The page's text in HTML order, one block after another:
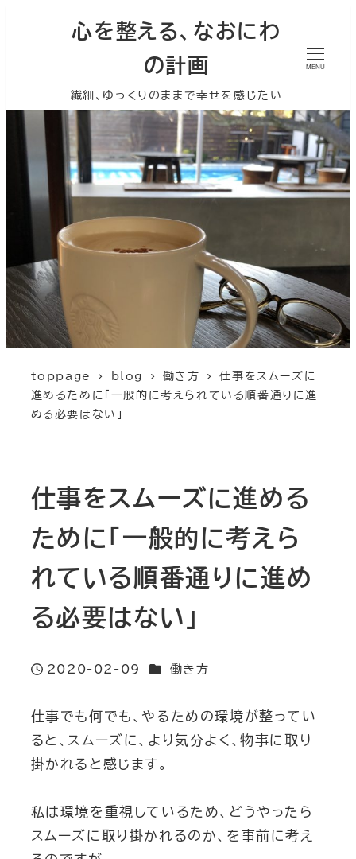
心を整える、なおにわ
の計画
繊細、ゆっくりのままで幸せを感じたい
MENU
toppage blog 働き方
仕事をスムーズに
進めるために「一般的に考えられている順番通りに進
める必要はない」
仕事をスムーズに進める
ために「一般的に考えら
れている順番通りに進め
る必要はない」
投稿日
2020-02-09 カテゴリー
働き方
仕事でも何でも、やるための環境が整ってい
ると、スムーズに、より気分よく、物事に取り
掛かれると感じます。
私は環境を重視しているため、どうやったら
スムーズに取り掛かれるのか、を事前に考え